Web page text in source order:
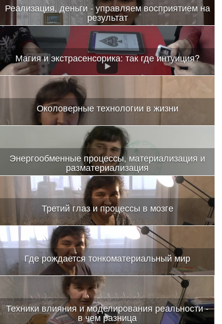
Реализация, деньги - управляем восприятием на
результат
Магия и экстрасенсорика: так где интуиция?
Околоверные технологии в жизни
Энергообменные процессы, материализация и
разматериализация
Третий глаз и процессы в мозге
Где рождается тонкоматериальный мир
Техники влияния и моделирования реальности -
в чем разница